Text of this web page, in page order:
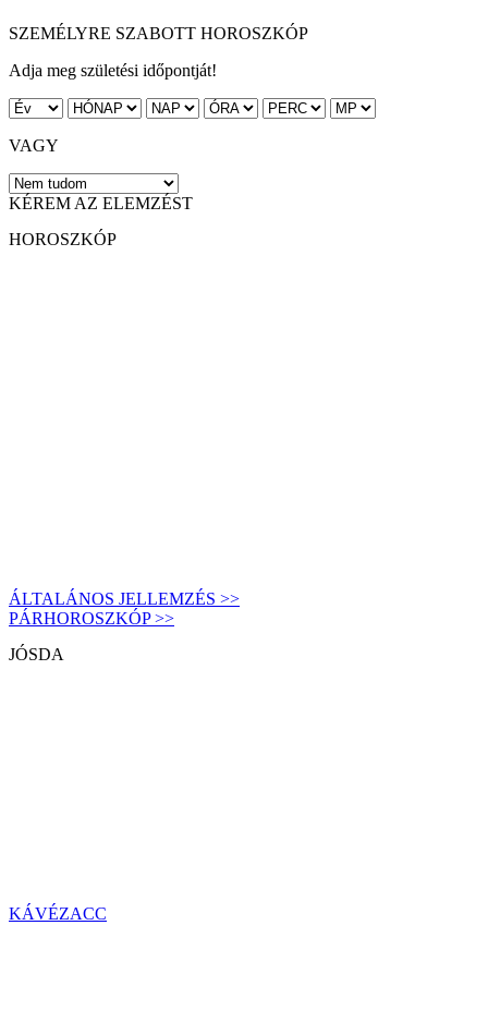
SZEMÉLYRE SZABOTT HOROSZKÓP
Adja meg születési időpontját!
VAGY
KÉREM AZ ELEMZÉST
HOROSZKÓP
ÁLTALÁNOS JELLEMZÉS >>
PÁRHOROSZKÓP >>
JÓSDA
KÁVÉZACC